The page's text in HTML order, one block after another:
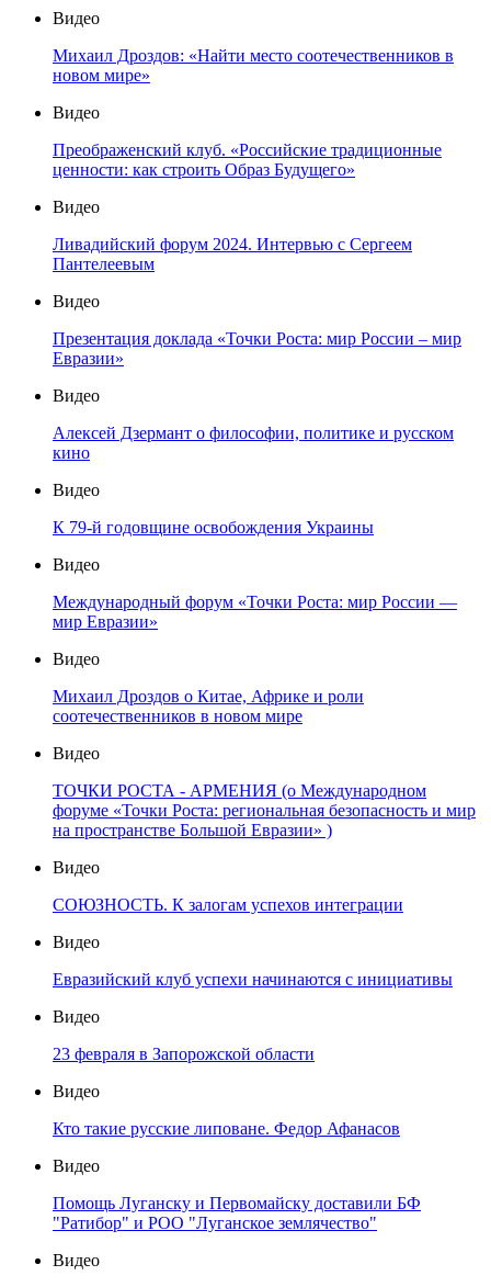
Видео
Михаил Дроздов: «Найти место соотечественников в
новом мире»
Видео
Преображенский клуб. «Российские традиционные
ценности: как строить Образ Будущего»
Видео
Ливадийский форум 2024. Интервью с Сергеем
Пантелеевым
Видео
Презентация доклада «Точки Роста: мир России – мир
Евразии»
Видео
Алексей Дзермант о философии, политике и русском
кино
Видео
К 79-й годовщине освобождения Украины
Видео
Международный форум «Точки Роста: мир России —
мир Евразии»
Видео
Михаил Дроздов о Китае, Африке и роли
соотечественников в новом мире
Видео
ТОЧКИ РОСТА - АРМЕНИЯ (о Международном
форуме «Точки Роста: региональная безопасность и мир
на пространстве Большой Евразии» )
Видео
СОЮЗНОСТЬ. К залогам успехов интеграции
Видео
Евразийский клуб успехи начинаются с инициативы
Видео
23 февраля в Запорожской области
Видео
Кто такие русские липоване. Федор Афанасов
Видео
Помощь Луганску и Первомайску доставили БФ
"Ратибор" и РОО "Луганское землячество"
Видео